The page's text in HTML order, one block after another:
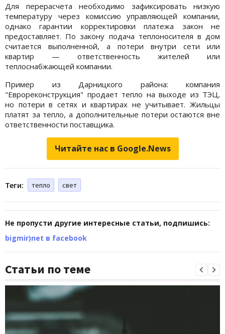
Для перерасчета необходимо зафиксировать низкую
температуру через комиссию управляющей компании,
однако гарантии корректировки платежа закон не
предоставляет. По закону подача теплоносителя в дом
считается выполненной, а потери внутри сети или
квартир — ответственность жителей или
теплоснабжающей компании.
Пример из Дарницкого района: компания
"Еврореконструкция" продает тепло на выходе из ТЭЦ,
но потери в сетях и квартирах не учитывает. Жильцы
платят за тепло, а дополнительные потери остаются вне
ответственности поставщика.
Читайте нас в Google.News
Теги: тепло свет
Не пропусти другие интересные статьи, подпишись:
bigmir)net в facebook
Статьи по теме